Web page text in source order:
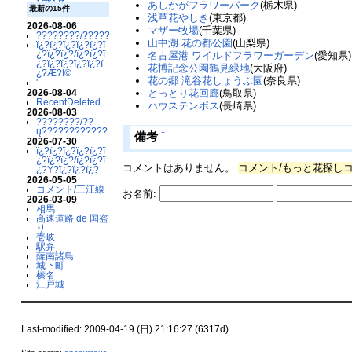
最新の15件
2026-08-06
????????/??????????
ï¿?ï¿?ï¿?ï¿?ï¿?ï
¿?ï¿?ï¿?/ï¿?ï¿?ï
¿?ï¿?ï¿?ï¿?ï¿?ï
¿?Æ?Ï©
'
2026-08-04
RecentDeleted
2026-08-03
????????/??
ų????????????
2026-07-30
ï¿?ï¿?ï¿?ï¿?ï¿?ï
¿?ï¿?ï¿?/ï¿?ï¿?ï
¿?Ý?ï¿?ï¿?ï¿?
2026-05-05
コメント/三江線
2026-03-09
相馬
高速道路 de 国盗
り
壱岐
駅弁
薩南諸島
城下町
榛名
江戸城
あしかがフラワーパーク(栃木県)
浅草花やしき(東京都)
マザー牧場(千葉県)
山中湖 花の都公園(山梨県)
名古屋港 ワイルドフラワーガーデン(愛知県)
花博記念公園鶴見緑地(大阪府)
花の郷 滝谷花しょうぶ園(奈良県)
とっとり花回廊(鳥取県)
ハウステンボス(長崎県)
備考 †
コメントはありません。 コメント/もっと花探し
お名前:
Last-modified: 2009-04-19 (日) 21:16:27 (6317d)